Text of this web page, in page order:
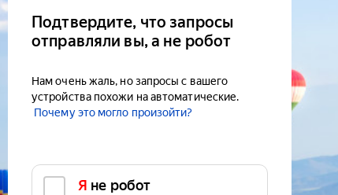
Подтвердите, что запросы
отправляли вы, а не робот
Нам очень жаль, но запросы с вашего
устройства похожи на автоматические.
Почему это могло произойти?
Я не робот